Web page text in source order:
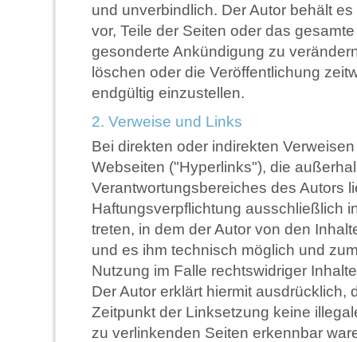
und unverbindlich. Der Autor behält
vor, Teile der Seiten oder das
gesonderte Ankündigung zu
löschen oder die Veröffentlichung
endgültig einzustellen.
2. Verweise und Links
Bei direkten oder indirekten
Webseiten ("Hyperlinks"), die
Verantwortungsbereiches des Autors
Haftungsverpflichtung ausschließlich
treten, in dem der Autor von den
und es ihm technisch möglich und
Nutzung im Falle rechtswidriger
Der Autor erklärt hiermit ausdrücklich,
Zeitpunkt der Linksetzung keine
zu verlinkenden Seiten erkennbar